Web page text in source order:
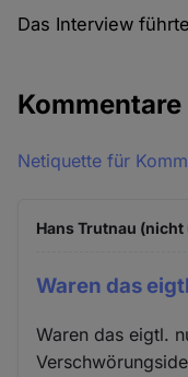
Das Interview führte
Kommentare
Netiquette für
Hans Trutnau
Waren das
Waren das eigtl.